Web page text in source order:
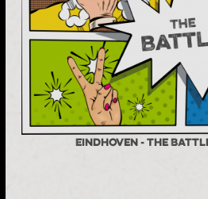
Eindhoven - The